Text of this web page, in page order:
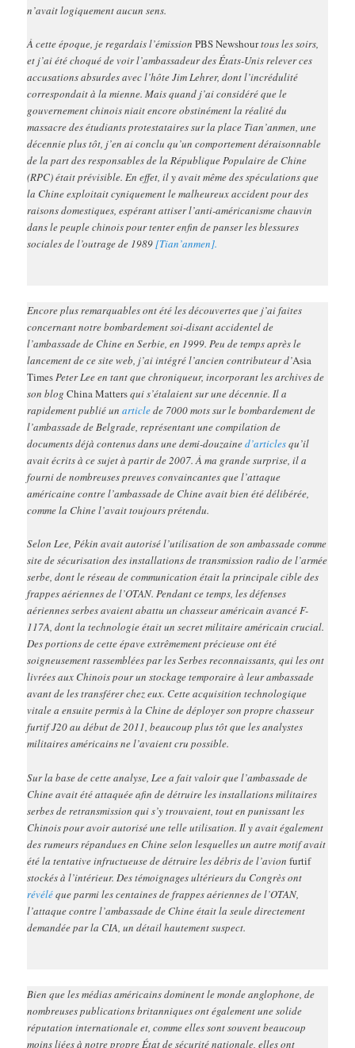
n’avait logiquement aucun sens.
À cette époque, je regardais l’émissionPBS Newshourtous les soirs,
et j’ai été choqué de voir l’ambassadeur des États-Unis relever ces
accusations absurdes avec l’hôte Jim Lehrer, dont l’incrédulité
correspondait à la mienne. Mais quand j’ai considéré que le
gouvernement chinois niait encore obstinément la réalité du
massacre des étudiants protestataires sur la place Tian’anmen, une
décennie plus tôt, j’en ai conclu qu’un comportement déraisonnable
de la part des responsables de la République Populaire de Chine
(RPC) était prévisible. En effet, il y avait même des spéculations que
la Chine exploitait cyniquement le malheureux accident pour des
raisons domestiques, espérant attiser l’anti-américanisme chauvin
dans le peuple chinois pour tenter enfin de panser les blessures
sociales de l’outrage de 1989[Tian’anmen].
Encore plus remarquables ont été les découvertes que j’ai faites
concernant notre bombardement soi-disant accidentel de
l’ambassade de Chine en Serbie, en 1999. Peu de temps après le
lancement de ce site web, j’ai intégré l’ancien contributeur d’Asia
TimesPeter Lee en tant que chroniqueur, incorporant les archives de
son blogChina Mattersqui s’étalaient sur une décennie. Il a
rapidement publié unarticlede 7000 mots sur le bombardement de
l’ambassade de Belgrade, représentant une compilation de
documents déjà contenus dans une demi-douzained’articlesqu’il
avait écrits à ce sujet à partir de 2007. À ma grande surprise, il a
fourni de nombreuses preuves convaincantes que l’attaque
américaine contre l’ambassade de Chine avait bien été délibérée,
comme la Chine l’avait toujours prétendu.
Selon Lee, Pékin avait autorisé l’utilisation de son ambassade comme
site de sécurisation des installations de transmission radio de l’armée
serbe, dont le réseau de communication était la principale cible des
frappes aériennes de l’OTAN. Pendant ce temps, les défenses
aériennes serbes avaient abattu un chasseur américain avancé F-
117A, dont la technologie était un secret militaire américain crucial.
Des portions de cette épave extrêmement précieuse ont été
soigneusement rassemblées par les Serbes reconnaissants, qui les ont
livrées aux Chinois pour un stockage temporaire à leur ambassade
avant de les transférer chez eux. Cette acquisition technologique
vitale a ensuite permis à la Chine de déployer son propre chasseur
furtif J20 au début de 2011, beaucoup plus tôt que les analystes
militaires américains ne l’avaient cru possible.
Sur la base de cette analyse, Lee a fait valoir que l’ambassade de
Chine avait été attaquée afin de détruire les installations militaires
serbes de retransmission qui s’y trouvaient, tout en punissant les
Chinois pour avoir autorisé une telle utilisation. Il y avait également
des rumeurs répandues en Chine selon lesquelles un autre motif avait
été la tentative infructueuse de détruire les débris de l’avionfurtif
stockés à l’intérieur. Des témoignages ultérieurs du Congrès ont
révéléque parmi les centaines de frappes aériennes de l’OTAN,
l’attaque contre l’ambassade de Chine était la seule directement
demandée par la CIA, un détail hautement suspect.
Bien que les médias américains dominent le monde anglophone, de
nombreuses publications britanniques ont également une solide
réputation internationale et, comme elles sont souvent beaucoup
moins liées à notre propre État de sécurité nationale, elles ont